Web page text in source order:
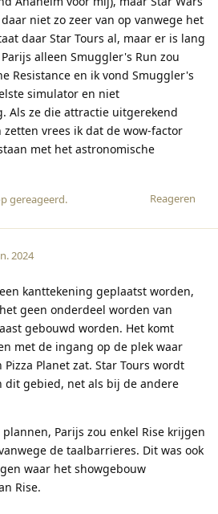
niet zo zeer van op vanwege het
daar Star Tours al, maar er is lang
alleen Smuggler's Run zou
Resistance en ik vond Smuggler's
simulator en niet
Als ze die attractie uitgerekend
zetten vrees ik dat de wow-factor
met het astronomische
Reageren
gereageerd.
2024
kanttekening geplaatst worden,
geen onderdeel worden van
gebouwd worden. Het komt
met de ingang op de plek waar
Planet zat. Star Tours wordt
dit gebied, net als bij de andere
Parijs zou enkel Rise krijgen
de taalbarrieres. Dit was ook
waar het showgebouw
Rise.